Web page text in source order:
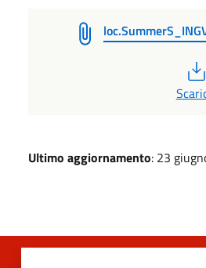
Ultimo aggiornamento: 23